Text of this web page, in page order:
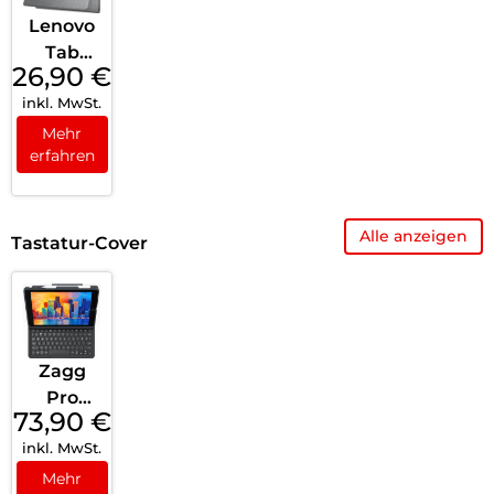
Lenovo
Tab
Plus
Sleeve
Grey
26,90 €
inkl. MwSt.
Mehr
erfahren
Tastatur-Cover Alle anzeigen
Zagg
Pro
Keys
Keyboar
d iPad
73,90 €
inkl. MwSt.
Mehr